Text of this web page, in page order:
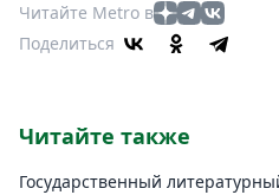
Читайте Metro в
Поделиться
Читайте также
Государственный